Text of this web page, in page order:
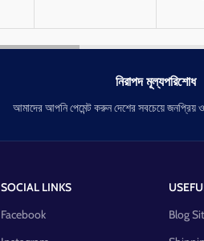
নিরাপদ মূল্যপরিশোধ
আমাদের আপনি পেমেন্ট করুন দেশের সবচেয়ে জনপ্রিয় ও
SOCIAL LINKS
Facebook
Blog